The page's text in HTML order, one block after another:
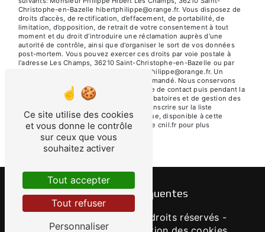
Christophe-en-Bazelle hibertphilippe@orange.fr. Vous disposez de
droits d’accès, de rectification, d’effacement, de portabilité, de
limitation, d’opposition, de retrait de votre consentement à tout
moment et du droit d’introduire une réclamation auprès d’une
autorité de contrôle, ainsi que d’organiser le sort de vos données
post-mortem. Vous pouvez exercer ces droits par voie postale à
l'adresse Les Champs, 36210 Saint-Christophe-en-Bazelle ou par
courrier électronique à l'adresse hibertphilippe@orange.fr. Un
justificatif d'identité pourra vous être demandé. Nous conservons
vos données pendant la période de prise de contact puis pendant la
durée de prescription légale aux fins probatoires et de gestion des
contentieux. Vous avez le droit de vous inscrire sur la liste
d'opposition au démarchage téléphonique, disponible à cette
adresse: Bloctel.gouv.fr . Consultez le site cnil.fr pour plus
d’informations sur vos droits.
Recherches fréquentes
- 2026 - Tous droits réservés -
Ce site utilise des cookies
et vous donne le contrôle
sur ceux que vous
souhaitez activer
Tout accepter
Tout refuser
Personnaliser